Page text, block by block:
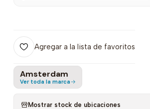
Agregar a la lista de favoritos
Amsterdam
Ver toda la marca
Mostrar stock de ubicaciones